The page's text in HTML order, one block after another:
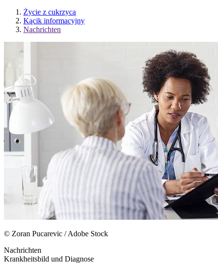
Życie z cukrzycą
Kącik informacyjny
Nachrichten
© Zoran Pucarevic / Adobe Stock
Nachrichten
Krankheitsbild und Diagnose